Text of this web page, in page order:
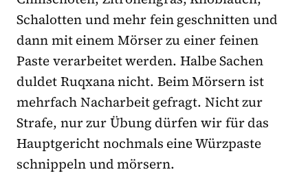
Schalotten und mehr fein geschnitten und
dann mit einem Mörser zu einer feinen
Paste verarbeitet werden. Halbe Sachen
duldet Ruqxana nicht. Beim Mörsern ist
mehrfach Nacharbeit gefragt. Nicht zur
Strafe, nur zur Übung dürfen wir für das
Hauptgericht nochmals eine Würzpaste
schnippeln und mörsern.